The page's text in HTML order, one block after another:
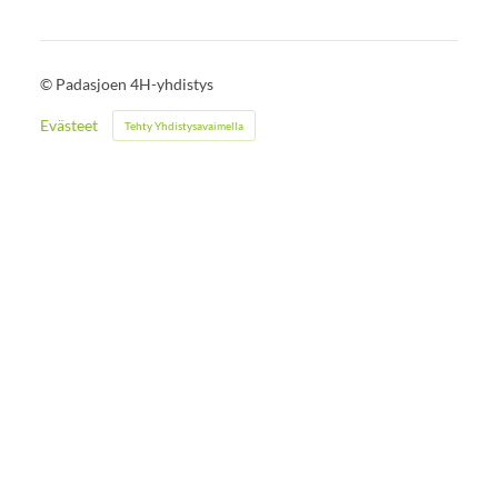
© Padasjoen 4H-yhdistys
Evästeet Tehty Yhdistysavaimella